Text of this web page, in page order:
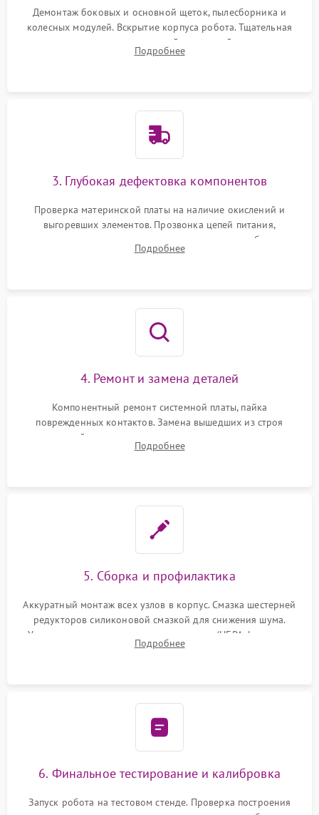
Демонтаж боковых и основной щеток, пылесборника и
колесных модулей. Вскрытие корпуса робота. Тщательная
очистка внутренних полостей, шестерней и плат от
скопившейся пыли, волос и шерсти животных с
Подробнее
3. Глубокая дефектовка компонентов
Проверка материнской платы на наличие окислений и
выгоревших элементов. Прозвонка цепей питания,
тестирование приводных моторов колес и турбины
всасывания. Оценка состояния оптических и инфракрасных
Подробнее
4. Ремонт и замена деталей
Компонентный ремонт системной платы, пайка
поврежденных контактов. Замена вышедших из строя
двигателей, изношенного аккумулятора, неисправного
лидара или помпы подачи воды. Восстановление шлейфов и
Подробнее
5. Сборка и профилактика
Аккуратный монтаж всех узлов в корпус. Смазка шестерней
редукторов силиконовой смазкой для снижения шума.
Установка новых расходных материалов (HEPA-фильтров,
микрофибры, щеток). Надежная фиксация разъемов и
Подробнее
6. Финальное тестирование и калибровка
Запуск робота на тестовом стенде. Проверка построения